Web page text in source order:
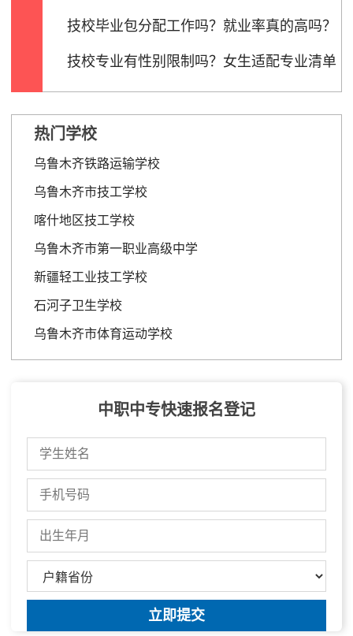
技校毕业包分配工作吗？就业率真的高吗？
技校专业有性别限制吗？女生适配专业清单
热门学校
乌鲁木齐铁路运输学校
乌鲁木齐市技工学校
喀什地区技工学校
乌鲁木齐市第一职业高级中学
新疆轻工业技工学校
石河子卫生学校
乌鲁木齐市体育运动学校
中职中专快速报名登记